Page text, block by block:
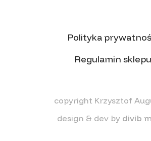
copyright Krzysztof
design & dev by divib
Polityka
Regulamin sklepu